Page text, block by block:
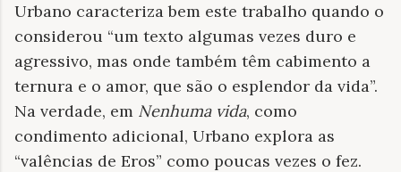
Urbano caracteriza bem este trabalho quando o
considerou “um texto algumas vezes duro e
agressivo, mas onde também têm cabimento a
ternura e o amor, que são o esplendor da vida”.
Na verdade, em Nenhuma vida, como
condimento adicional, Urbano explora as
“valências de Eros” como poucas vezes o fez.